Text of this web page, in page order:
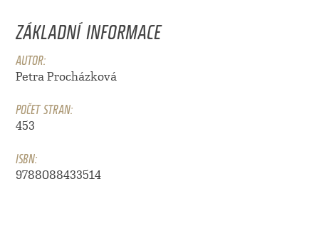
ZÁKLADNÍ INFORMACE
AUTOR:
Petra Procházková
POČET STRAN:
453
ISBN:
9788088433514